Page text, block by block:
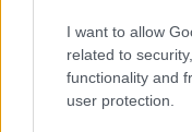
I want to allow
related to
functionality and
user protection.
εγκλωβισμένοι